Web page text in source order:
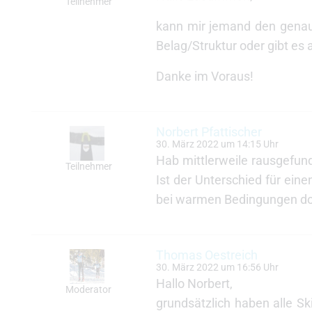
kann mir jemand den
Belag/Struktur oder gibt es
Danke im Voraus!
Teilnehmer
Norbert Pfattischer
30. März 2022 um 14:15 Uhr
Hab mittlerweile
Ist der Unterschied für
bei warmen Bedingungen
Moderator
Thomas Oestreich
30. März 2022 um 16:56 Uhr
Hallo Norbert,
grundsätzlich haben alle